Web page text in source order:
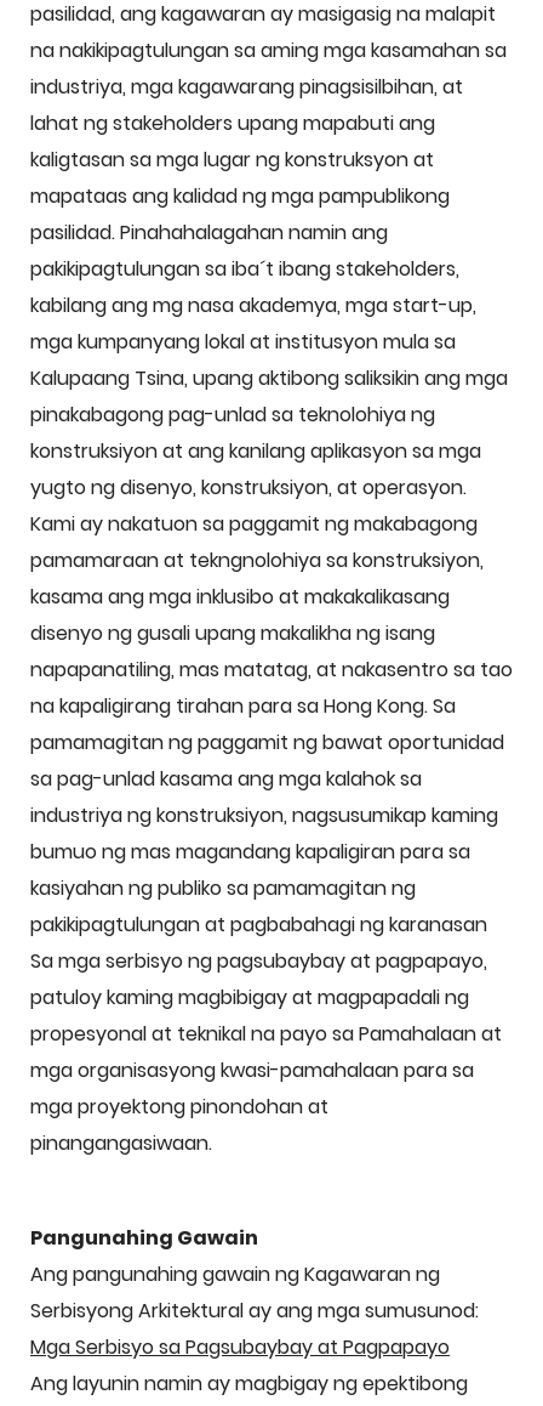
pasilidad, ang kagawaran ay masigasig na malapit
na nakikipagtulungan sa aming mga kasamahan sa
industriya, mga kagawarang pinagsisilbihan, at
lahat ng stakeholders upang mapabuti ang
kaligtasan sa mga lugar ng konstruksyon at
mapataas ang kalidad ng mga pampublikong
pasilidad. Pinahahalagahan namin ang
pakikipagtulungan sa iba´t ibang stakeholders,
kabilang ang mg nasa akademya, mga start-up,
mga kumpanyang lokal at institusyon mula sa
Kalupaang Tsina, upang aktibong saliksikin ang mga
pinakabagong pag-unlad sa teknolohiya ng
konstruksiyon at ang kanilang aplikasyon sa mga
yugto ng disenyo, konstruksiyon, at operasyon.
Kami ay nakatuon sa paggamit ng makabagong
pamamaraan at tekngnolohiya sa konstruksiyon,
kasama ang mga inklusibo at makakalikasang
disenyo ng gusali upang makalikha ng isang
napapanatiling, mas matatag, at nakasentro sa tao
na kapaligirang tirahan para sa Hong Kong. Sa
pamamagitan ng paggamit ng bawat oportunidad
sa pag-unlad kasama ang mga kalahok sa
industriya ng konstruksiyon, nagsusumikap kaming
bumuo ng mas magandang kapaligiran para sa
kasiyahan ng publiko sa pamamagitan ng
pakikipagtulungan at pagbabahagi ng karanasan
Sa mga serbisyo ng pagsubaybay at pagpapayo,
patuloy kaming magbibigay at magpapadali ng
propesyonal at teknikal na payo sa Pamahalaan at
mga organisasyong kwasi-pamahalaan para sa
mga proyektong pinondohan at
pinangangasiwaan.
Pangunahing Gawain
Ang pangunahing gawain ng Kagawaran ng
Serbisyong Arkitektural ay ang mga sumusunod:
Mga Serbisyo sa Pagsubaybay at Pagpapayo
Ang layunin namin ay magbigay ng epektibong